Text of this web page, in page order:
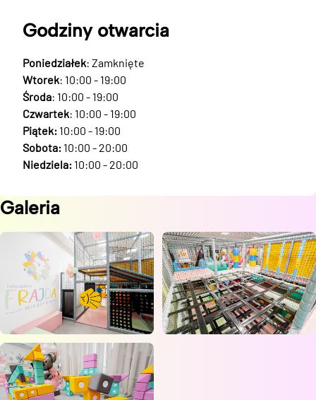
Godziny otwarcia
Poniedziałek: Zamknięte
Wtorek: 10:00 - 19:00
Środa: 10:00 - 19:00
Czwartek: 10:00 - 19:00
Piątek: 10:00 - 19:00
Sobota: 10:00 - 20:00
Niedziela: 10:00 - 20:00
Galeria